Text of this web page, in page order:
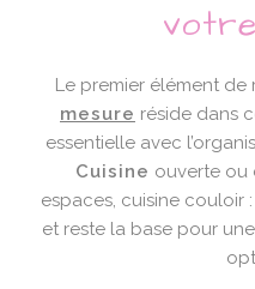
Le premier élément de
mesure réside dans
essentielle avec
Cuisine ouverte ou
espaces, cuisine couloir
et reste la base pour